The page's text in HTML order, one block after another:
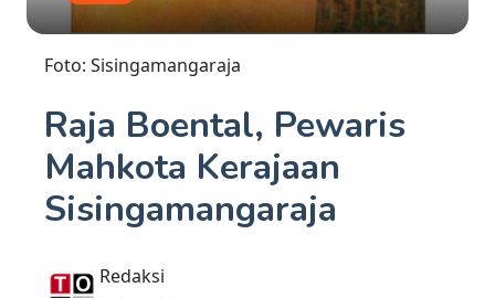
Foto: Sisingamangaraja
Raja Boental, Pewaris
Mahkota Kerajaan
Sisingamangaraja
Redaksi